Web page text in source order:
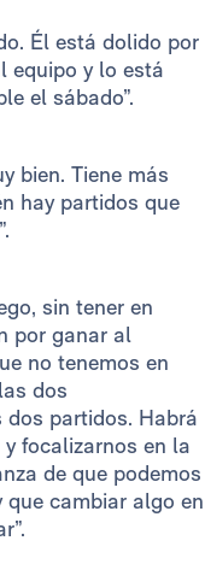
Él está dolido por
equipo y lo está
el sábado”.
bien. Tiene más
hay partidos que
sin tener en
por ganar al
no tenemos en
dos
dos partidos. Habrá
focalizarnos en la
de que podemos
que cambiar algo en